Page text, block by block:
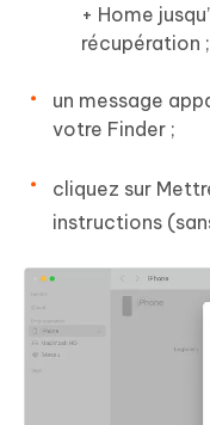
+ Home
récupération ;
un message
votre Finder ;
cliquez sur
instructions